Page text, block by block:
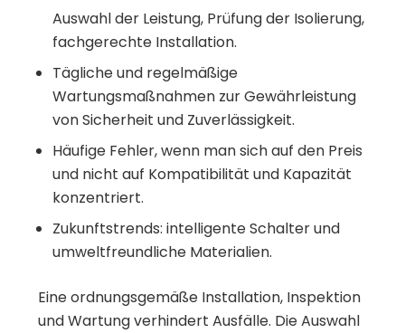
Auswahl der Leistung, Prüfung der Isolierung,
fachgerechte Installation.
Tägliche und regelmäßige
Wartungsmaßnahmen zur Gewährleistung
von Sicherheit und Zuverlässigkeit.
Häufige Fehler, wenn man sich auf den Preis
und nicht auf Kompatibilität und Kapazität
konzentriert.
Zukunftstrends: intelligente Schalter und
umweltfreundliche Materialien.
Eine ordnungsgemäße Installation, Inspektion
und Wartung verhindert Ausfälle. Die Auswahl